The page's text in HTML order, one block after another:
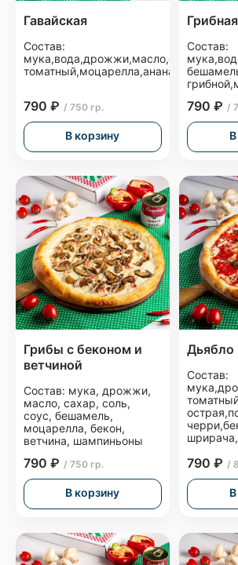
Гавайская
Состав:
790 ₽ / 750 гр.
В корзину
Грибная
Состав:
790 ₽ /
Грибы с беконом и
ветчиной
Состав: мука, дрожжи,
масло, сахар, соль,
соус, бешамель,
моцарелла, бекон,
ветчина, шампиньоны
790 ₽ / 750 гр.
В корзину
Дьябло
Состав:
790 ₽ /